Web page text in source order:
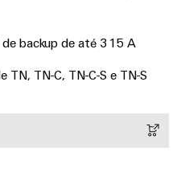
de backup de até 315 A
TN, TN-C, TN-C-S e TN-S